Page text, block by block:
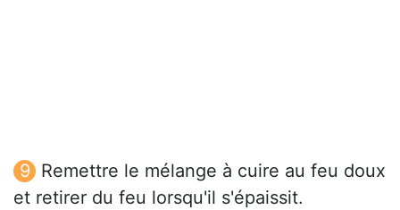
Remettre le mélange à cuire au feu doux
et retirer du feu lorsqu'il s'épaissit.